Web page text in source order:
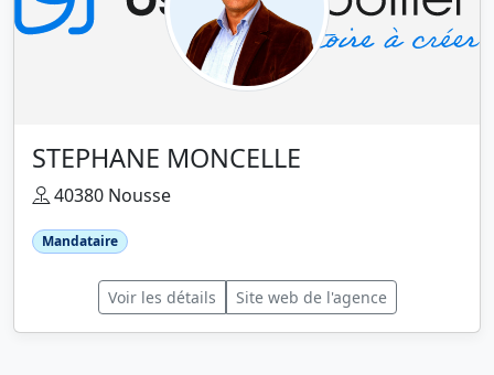
STEPHANE MONCELLE
40380 Nousse
Mandataire
Voir les détails Site web de l'agence